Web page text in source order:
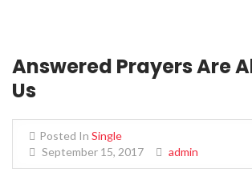
Answered Prayers Are
Us
Posted In Single
September 15, 2017
admin